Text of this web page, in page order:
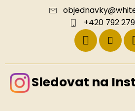
objednavky@
+420 792
Sledovat na